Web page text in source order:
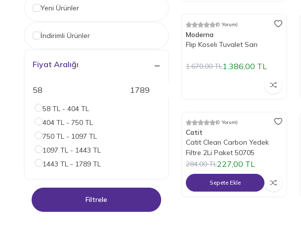
Yeni Ürünler
İndirimli Ürünler
Fiyat Aralığı
58 TL - 404 TL
404 TL - 750 TL
750 TL - 1097 TL
1097 TL - 1443 TL
1443 TL - 1789 TL
Filtrele
%17İndirim(0 Yorum)
Moderna
Flıp Koselı Tuvalet Sarı
1.670,00TL1.386,00 TL
%20İndirim(0 Yorum)
Catit
Catit Clean Carbon Yedek
Filtre 2Li Paket 50705
284,00TL227,00 TL
Sepete Ekle